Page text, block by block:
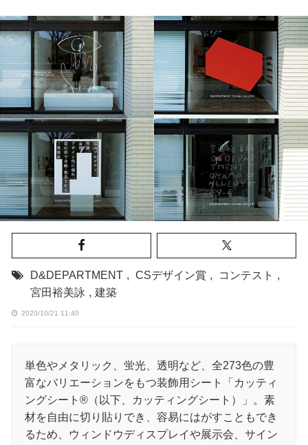
D&DEPARTMENT , CSデザイン賞 , コンテスト ,
宮田裕美詠 , 建築
2020/10/21 11:40
単色やメタリック、蛍光、透明など、全273色の豊
富なバリエーションをもつ装飾用シート「カッティ
ングシート®︎（以下、カッティングシート）」。素
材を自由に切り貼りでき、容易にはがすこともでき
るため、ウィンドウディスプレイや展示会、サイン